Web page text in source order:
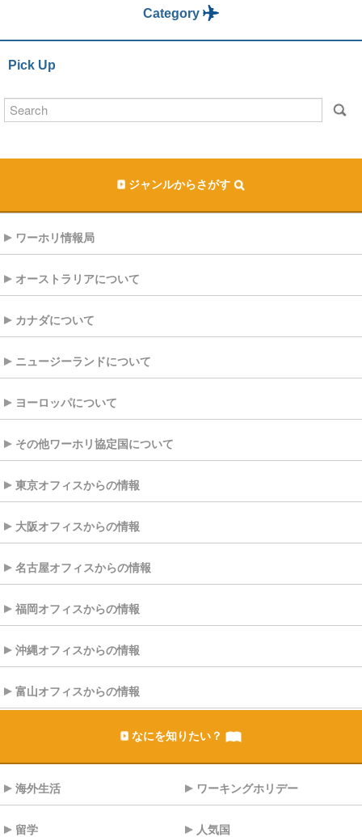
Category
Pick Up
ジャンルからさがす
ワーホリ情報局
オーストラリアについて
カナダについて
ニュージーランドについて
ヨーロッパについて
その他ワーホリ協定国について
東京オフィスからの情報
大阪オフィスからの情報
名古屋オフィスからの情報
福岡オフィスからの情報
沖縄オフィスからの情報
富山オフィスからの情報
なにを知りたい？
海外生活 ワーキングホリデー
留学 人気国